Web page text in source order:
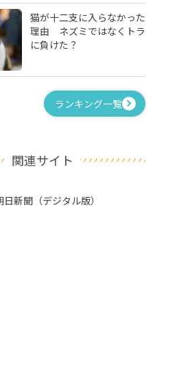
猫が十二支に入らなかった
理由 ネズミではなくトラ
に負けた？
ランキング一覧
関連サイト
日新聞（デジタル版）